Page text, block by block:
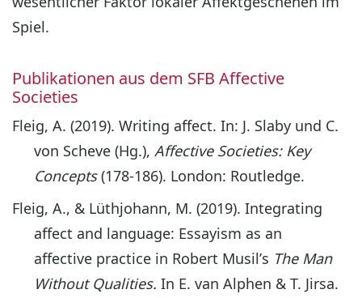
Spiel.
Publikationen aus dem SFB Affective
Societies
Fleig, A. (2019). Writing affect. In: J. Slaby und C.
von Scheve (Hg.), Affective Societies: Key
Concepts(178-186). London: Routledge.
Fleig, A., & Lüthjohann, M. (2019). Integrating
affect and language: Essayism as an
affective practice in Robert Musil’s The Man
Without Qualities. In E. van Alphen & T. Jirsa.